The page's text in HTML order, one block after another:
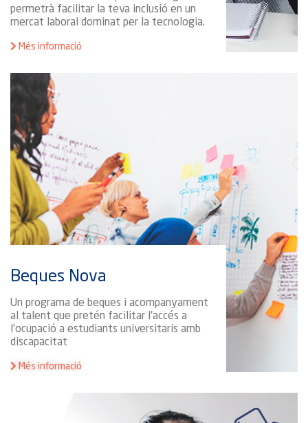
permetrà facilitar la teva inclusió en un
mercat laboral dominat per la tecnologia.
Més informació
Beques Nova
Un programa de beques i acompanyament
al talent que pretén facilitar l’accés a
l’ocupació a estudiants universitaris amb
discapacitat
Més informació